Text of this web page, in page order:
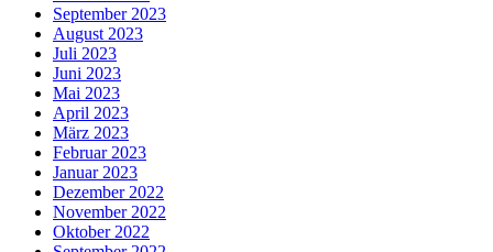
September 2023
August 2023
Juli 2023
Juni 2023
Mai 2023
April 2023
März 2023
Februar 2023
Januar 2023
Dezember 2022
November 2022
Oktober 2022